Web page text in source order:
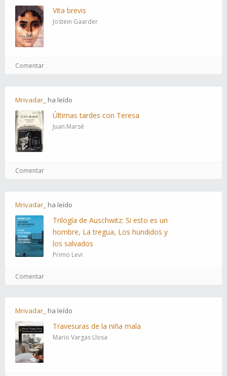
Vita brevis
Jostein Gaarder
Comentar
Mrivadar_ ha leído
Últimas tardes con Teresa
Juan Marsé
Comentar
Mrivadar_ ha leído
Trilogía de Auschwitz: Si esto es un
hombre, La tregua, Los hundidos y
los salvados
Primo Levi
Comentar
Mrivadar_ ha leído
Travesuras de la niña mala
Mario Vargas Llosa